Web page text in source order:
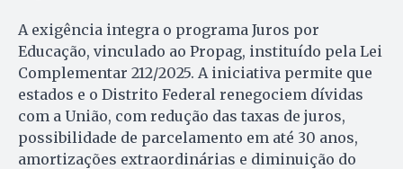
A exigência integra o programa Juros por
Educação, vinculado ao Propag, instituído pela Lei
Complementar 212/2025. A iniciativa permite que
estados e o Distrito Federal renegociem dívidas
com a União, com redução das taxas de juros,
possibilidade de parcelamento em até 30 anos,
amortizações extraordinárias e diminuição do